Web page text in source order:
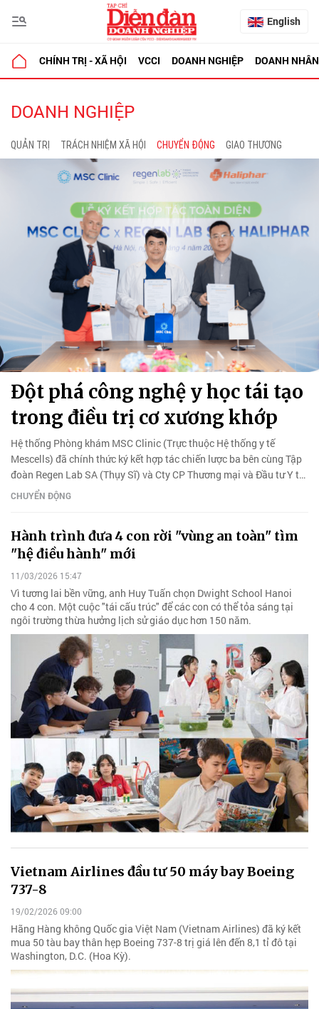
English
CHÍNH TRỊ - XÃ HỘI VCCI DOANH NGHIỆP DOANH NHÂN
DOANH NGHIỆP
QUẢN TRỊ TRÁCH NHIỆM XÃ HỘI CHUYỂN ĐỘNG GIAO THƯƠNG
Đột phá công nghệ y học tái tạo
trong điều trị cơ xương khớp
Hệ thống Phòng khám MSC Clinic (Trực thuộc Hệ thống y tế
Mescells) đã chính thức ký kết hợp tác chiến lược ba bên cùng Tập
đoàn Regen Lab SA (Thụy Sĩ) và Cty CP Thương mại và Đầu tư Y tế
Haliphar.
CHUYỂN ĐỘNG
Hành trình đưa 4 con rời "vùng an toàn" tìm
"hệ điều hành" mới
11/03/2026 15:47
Vì tương lai bền vững, anh Huy Tuấn chọn Dwight School Hanoi
cho 4 con. Một cuộc "tái cấu trúc" để các con có thể tỏa sáng tại
ngôi trường thừa hưởng lịch sử giáo dục hơn 150 năm.
Vietnam Airlines đầu tư 50 máy bay Boeing
737-8
19/02/2026 09:00
Hãng Hàng không Quốc gia Việt Nam (Vietnam Airlines) đã ký kết
mua 50 tàu bay thân hẹp Boeing 737-8 trị giá lên đến 8,1 tỉ đô tại
Washington, D.C. (Hoa Kỳ).